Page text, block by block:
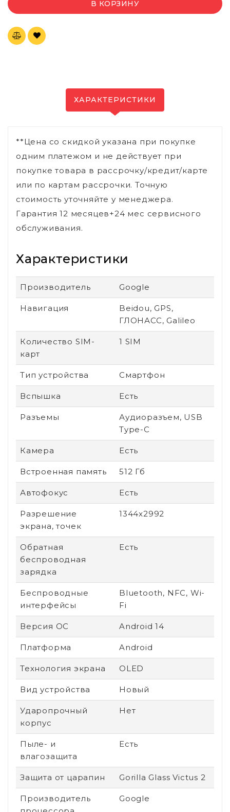
В КОРЗИНУ
ХАРАКТЕРИСТИКИ
**Цена со скидкой указана при покупке
одним платежом и не действует при
покупке товара в рассрочку/кредит/карте
или по картам рассрочки. Точную
стоимость уточняйте у менеджера.
Гарантия 12 месяцев+24 мес сервисного
обслуживания.
Характеристики
Производитель Google
Навигация
Beidou, GPS,
ГЛОНАСС, Galileo
Количество SIM-
карт
1 SIM
Тип устройства Смартфон
Вспышка Есть
Разъемы
Аудиоразъем, USB
Type-C
Камера Есть
Встроенная память 512 Гб
Автофокус Есть
Разрешение
экрана, точек
1344x2992
Обратная
беспроводная
зарядка
Есть
Беспроводные
интерфейсы
Bluetooth, NFC, Wi-
Fi
Версия ОС Android 14
Платформа Android
Технология экрана OLED
Вид устройства Новый
Ударопрочный
корпус
Нет
Пыле- и
влагозащита
Есть
Защита от царапин Gorilla Glass Victus 2
Производитель
Google